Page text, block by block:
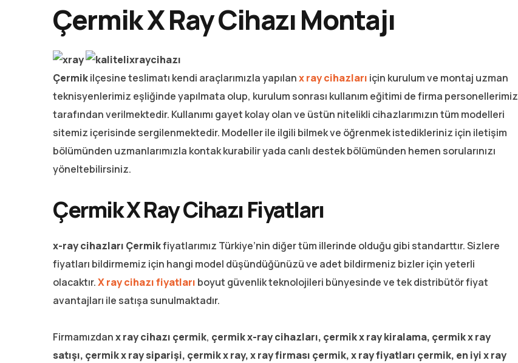
Çermik X Ray Cihazı Montajı
Çermikilçesine teslimatı kendi araçlarımızla yapılanx ray cihazları için kurulum ve montaj uzman
teknisyenlerimiz eşliğinde yapılmata olup, kurulum sonrası kullanım eğitimi de firma personellerimiz
tarafından verilmektedir. Kullanımı gayet kolay olan ve üstün nitelikli cihazlarımızın tüm modelleri
sitemiz içerisinde sergilenmektedir. Modeller ile ilgili bilmek ve öğrenmek istedikleriniz için iletişim
bölümünden uzmanlarımızla kontak kurabilir yada canlı destek bölümünden hemen sorularınızı
yöneltebilirsiniz.
Çermik X Ray Cihazı Fiyatları
x-ray cihazları Çermikfiyatlarımız Türkiye’nin diğer tüm illerinde olduğu gibi standarttır. Sizlere
fiyatları bildirmemiz için hangi model düşündüğünüzü ve adet bildirmeniz bizler için yeterli
olacaktır.X ray cihazı fiyatları boyut güvenlik teknolojileri bünyesinde ve tek distribütör fiyat
avantajları ile satışa sunulmaktadır.
Firmamızdanx ray cihazı çermik, çermikx-ray cihazları, çermik x ray kiralama, çermik x ray
satışı, çermik x ray siparişi, çermik x ray, x ray firması çermik, x ray fiyatları çermik, en iyi x ray